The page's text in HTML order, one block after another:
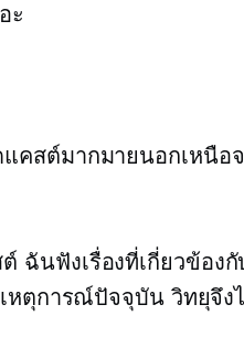
ะ
สต์มากมายนอกเหนือจ
ฉันฟังเรื่องที่เกี่ยวข้องกั
เหตุการณ์ปัจจุบัน วิทยุจึ